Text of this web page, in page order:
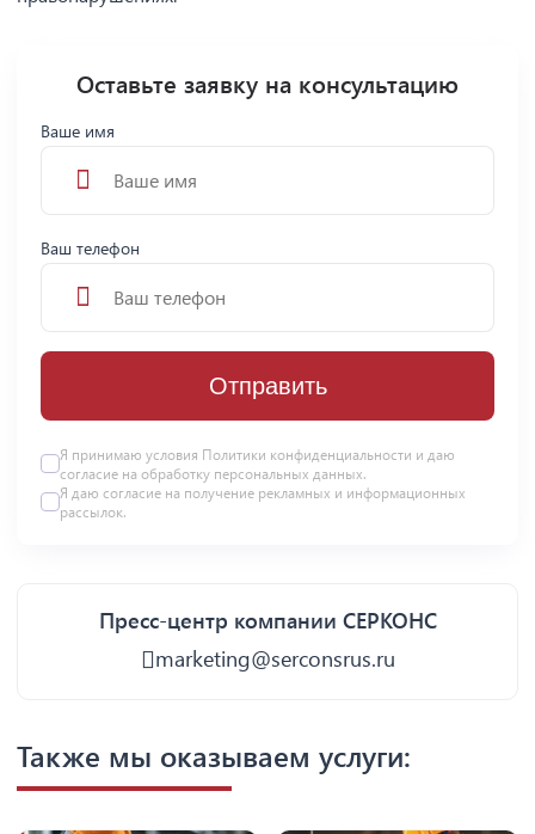
Оставьте заявку на консультацию
Ваше имя
Ваш телефон
Отправить
Я принимаю условия Политики конфиденциальности и даю
согласие на обработку персональных данных.
Я даю согласие на получение рекламных и информационных
рассылок.
Пресс-центр компании СЕРКОНС
marketing@serconsrus.ru
Также мы оказываем услуги: